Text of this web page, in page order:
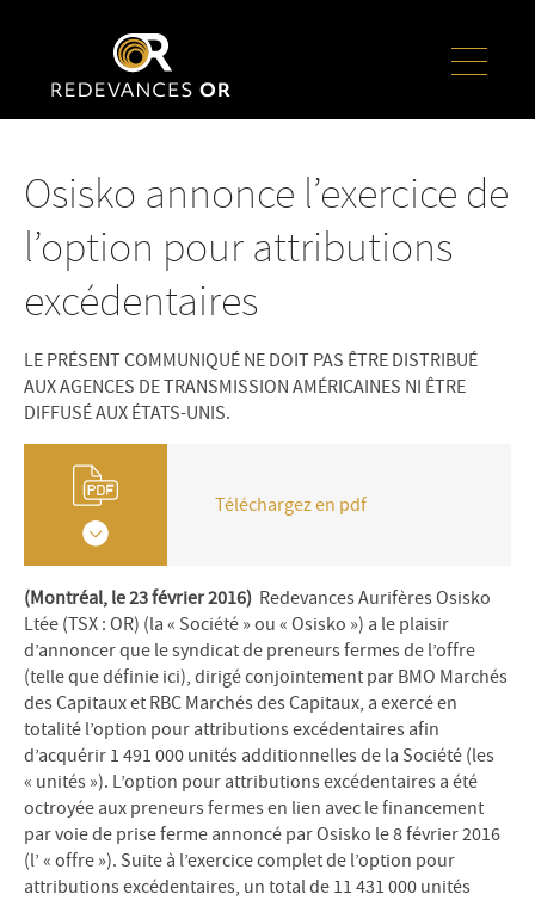
Osisko annonce l’exercice de
l’option pour attributions
excédentaires
LE PRÉSENT COMMUNIQUÉ NE DOIT PAS ÊTRE DISTRIBUÉ
AUX AGENCES DE TRANSMISSION AMÉRICAINES NI ÊTRE
DIFFUSÉ AUX ÉTATS-UNIS.
Téléchargez en pdf
(Montréal, le 23 février 2016) Redevances Aurifères Osisko
Ltée (TSX : OR) (la « Société » ou « Osisko ») a le plaisir
d’annoncer que le syndicat de preneurs fermes de l’offre
(telle que définie ici), dirigé conjointement par BMO Marchés
des Capitaux et RBC Marchés des Capitaux, a exercé en
totalité l’option pour attributions excédentaires afin
d’acquérir 1 491 000 unités additionnelles de la Société (les
« unités »). L’option pour attributions excédentaires a été
octroyée aux preneurs fermes en lien avec le financement
par voie de prise ferme annoncé par Osisko le 8 février 2016
(l’ « offre »). Suite à l’exercice complet de l’option pour
attributions excédentaires, un total de 11 431 000 unités